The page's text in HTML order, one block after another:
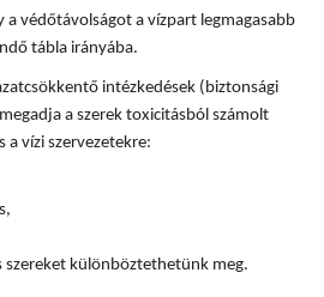
a védőtávolságot a vízpart legmagasabb
tábla irányába.
intézkedések (biztonsági
a szerek toxicitásból számolt
a vízi szervezetekre:
szereket különböztethetünk meg.